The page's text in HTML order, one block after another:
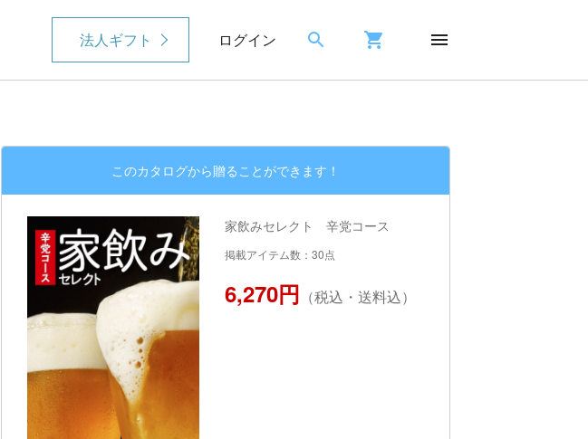
法人ギフト ログイン
このカタログから贈ることができます！
家飲みセレクト 辛党コース
掲載アイテム数：30点
6,270円 （税込・送料込）